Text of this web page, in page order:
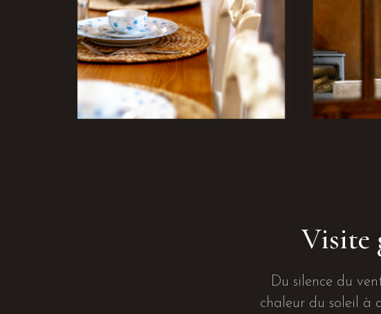
Visite
Du silence du
chaleur du soleil à